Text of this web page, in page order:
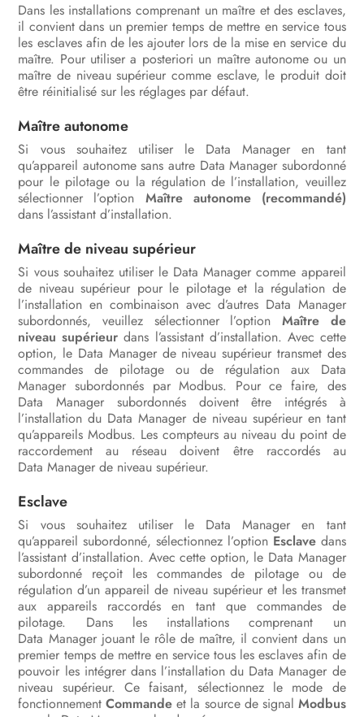
Dans les installations comprenant un maître et des esclaves,
il convient dans un premier temps de mettre en service tous
les esclaves afin de les ajouter lors de la mise en service du
maître. Pour utiliser a posteriori un maître autonome ou un
maître de niveau supérieur comme esclave, le produit doit
être réinitialisé sur les réglages par défaut.
Maître autonome
Si vous souhaitez utiliser le Data Manager en tant
qu’appareil autonome sans autre Data Manager subordonné
pour le pilotage ou la régulation de l’installation, veuillez
sélectionner l’option Maître autonome (recommandé)
dans l’assistant d’installation.
Maître de niveau supérieur
Si vous souhaitez utiliser le Data Manager comme appareil
de niveau supérieur pour le pilotage et la régulation de
l’installation en combinaison avec d’autres Data Manager
subordonnés, veuillez sélectionner l’option Maître de
niveau supérieur dans l’assistant d’installation. Avec cette
option, le Data Manager de niveau supérieur transmet des
commandes de pilotage ou de régulation aux Data
Manager subordonnés par Modbus. Pour ce faire, des
Data Manager subordonnés doivent être intégrés à
l’installation du Data Manager de niveau supérieur en tant
qu’appareils Modbus. Les compteurs au niveau du point de
raccordement au réseau doivent être raccordés au
Data Manager de niveau supérieur.
Esclave
Si vous souhaitez utiliser le Data Manager en tant
qu’appareil subordonné, sélectionnez l’option Esclavedans
l’assistant d’installation. Avec cette option, le Data Manager
subordonné reçoit les commandes de pilotage ou de
régulation d’un appareil de niveau supérieur et les transmet
aux appareils raccordés en tant que commandes de
pilotage. Dans les installations comprenant un
Data Manager jouant le rôle de maître, il convient dans un
premier temps de mettre en service tous les esclaves afin de
pouvoir les intégrer dans l’installation du Data Manager de
niveau supérieur. Ce faisant, sélectionnez le mode de
fonctionnementCommande et la source de signal Modbus
Mise hors service du produit
Caractéristiques techniques
Accessoires
Contact
Déclaration de conformité UE
Informations sur le respect des
spécifications